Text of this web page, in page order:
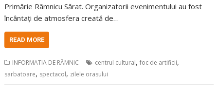
Primărie Râmnicu Sărat. Organizatorii evenimentului au fost
încântați de atmosfera creată de…
READ MORE
INFORMATIA DE RÂMNIC centrul cultural,foc de artificii,
sarbatoare, spectacol, zilele orasului